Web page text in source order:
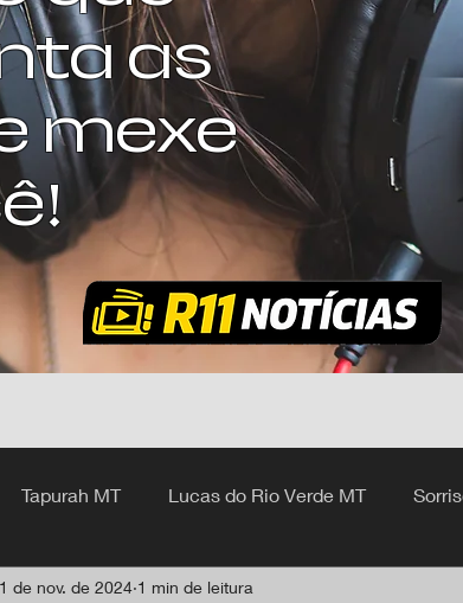
as
mexe
Tapurah MT Lucas do Rio Verde MT
MT
de nov. de 2024 1 min de leitura